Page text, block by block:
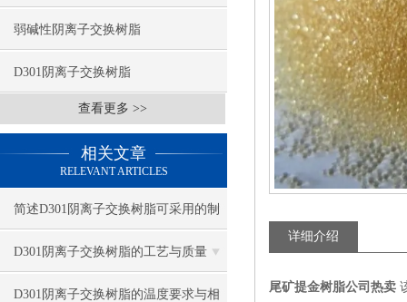
弱碱性阴离子交换树脂
D301阴离子交换树脂
查看更多 >>
相关文章
RELEVANT ARTICLES
简述D301阴离子交换树脂可采用的制
备方法
D301阴离子交换树脂的工艺与质量
D301阴离子交换树脂的温度要求与相
详细介绍
尾矿提金树脂公司热卖